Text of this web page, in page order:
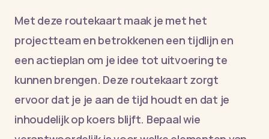
Met deze routekaart maak je met het
projectteam en betrokkenen een tijdlijn en
een actieplan om je idee tot uitvoering te
kunnen brengen. Deze routekaart zorgt
ervoor dat je je aan de tijd houdt en dat je
inhoudelijk op koers blijft. Bepaal wie